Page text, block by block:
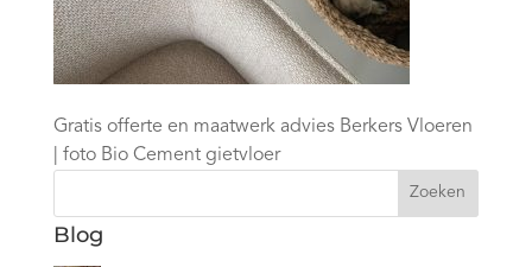
Gratis offerte en maatwerk advies Berkers Vloeren
| foto Bio Cement gietvloer
Zoeken
Blog